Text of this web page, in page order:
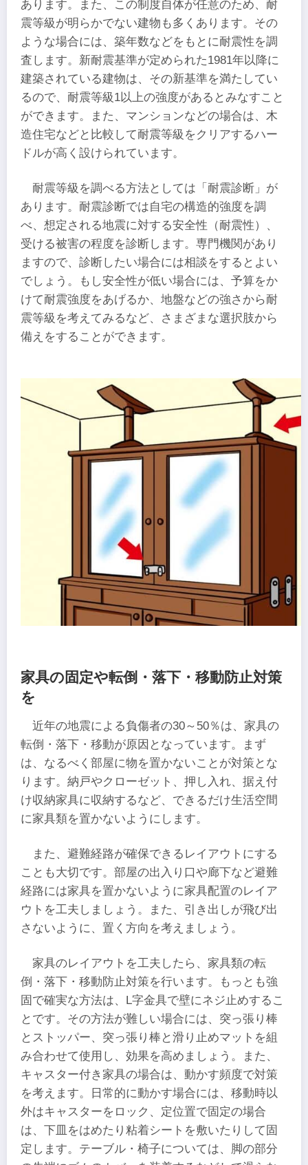
あります。また、この制度自体が任意のため、耐
震等級が明らかでない建物も多くあります。その
ような場合には、築年数などをもとに耐震性を調
査します。新耐震基準が定められた1981年以降に
建築されている建物は、その新基準を満たしてい
るので、耐震等級1以上の強度があるとみなすこと
ができます。また、マンションなどの場合は、木
造住宅などと比較して耐震等級をクリアするハー
ドルが高く設けられています。
耐震等級を調べる方法としては「耐震診断」が
あります。耐震診断では自宅の構造的強度を調
べ、想定される地震に対する安全性（耐震性）、
受ける被害の程度を診断します。専門機関があり
ますので、診断したい場合には相談をするとよい
でしょう。もし安全性が低い場合には、予算をか
けて耐震強度をあげるか、地盤などの強さから耐
震等級を考えてみるなど、さまざまな選択肢から
備えをすることができます。
家具の固定や転倒・落下・移動防止対策
を
近年の地震による負傷者の30～50％は、家具の
転倒・落下・移動が原因となっています。まず
は、なるべく部屋に物を置かないことが対策とな
ります。納戸やクローゼット、押し入れ、据え付
け収納家具に収納するなど、できるだけ生活空間
に家具類を置かないようにします。
また、避難経路が確保できるレイアウトにする
ことも大切です。部屋の出入り口や廊下など避難
経路には家具を置かないように家具配置のレイア
ウトを工夫しましょう。また、引き出しが飛び出
さないように、置く方向を考えましょう。
家具のレイアウトを工夫したら、家具類の転
倒・落下・移動防止対策を行います。もっとも強
固で確実な方法は、L字金具で壁にネジ止めするこ
とです。その方法が難しい場合には、突っ張り棒
とストッパー、突っ張り棒と滑り止めマットを組
み合わせて使用し、効果を高めましょう。また、
キャスター付き家具の場合は、動かす頻度で対策
を考えます。日常的に動かす場合には、移動時以
外はキャスターをロック、定位置で固定の場合
は、下皿をはめたり粘着シートを敷いたりして固
定します。テーブル・椅子については、脚の部分